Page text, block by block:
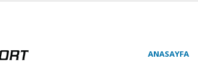
ANASAYFA